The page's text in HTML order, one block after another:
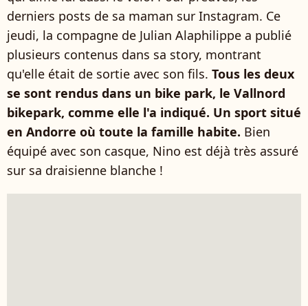
derniers posts de sa maman sur Instagram. Ce
jeudi, la compagne de Julian Alaphilippe a publié
plusieurs contenus dans sa story, montrant
qu'elle était de sortie avec son fils. Tous les deux
se sont rendus dans un bike park, le Vallnord
bikepark, comme elle l'a indiqué. Un sport situé
en Andorre où toute la famille habite. Bien
équipé avec son casque, Nino est déjà très assuré
sur sa draisienne blanche !